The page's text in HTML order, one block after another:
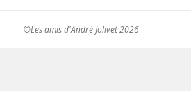
©Les amis d'André Jolivet 2026